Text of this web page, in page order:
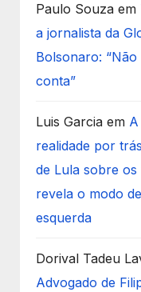
Paulo Souzaem
a jornalista da
Bolsonaro: “Não
conta”
Luis Garciaem
realidade por
de Lula sobre
revela o modo
esquerda
Dorival Tadeu
Advogado de